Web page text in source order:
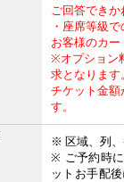
ご回答できか
・座席等級
お客様のカ
※オプション
求となります
チケット金額
す。
※ 区域、列
※ ご予約時
ットお手配